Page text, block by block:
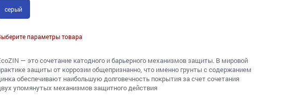
серый
параметры товара
— это сочетание катодного и барьерного механизмов защиты. В мировой
защиты от коррозии общепризнанно, что именно грунты с содержанием
обеспечивают наибольшую долговечность покрытия за счет сочетания
упомянутых механизмов защитного действия